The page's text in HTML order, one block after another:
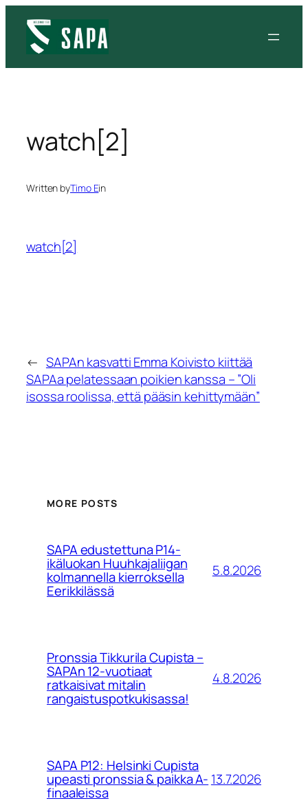
sisältöön
watch[2]
Written byTimo Ein
watch[2]
← SAPAn kasvatti Emma Koivisto kiittää
SAPAa pelatessaan poikien kanssa – ”Oli
isossa roolissa, että pääsin kehittymään”
MORE POSTS
SAPA edustettuna P14-
ikäluokan Huuhkajaliigan
kolmannella kierroksella
Eerikkilässä
5.8.2026
Pronssia Tikkurila Cupista –
SAPAn 12-vuotiaat
ratkaisivat mitalin
rangaistuspotkukisassa!
4.8.2026
SAPA P12: Helsinki Cupista
upeasti pronssia & paikka A-
finaaleissa
13.7.2026